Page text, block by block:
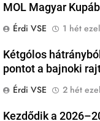
MOL Magyar
Érdi VSE
1 hét
Kétgólos
pontot a bajnoki
Érdi VSE
2 hét
Kezdődik a